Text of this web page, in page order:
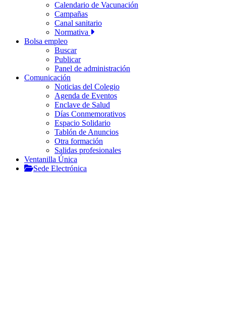
Calendario de Vacunación
Campañas
Canal sanitario
Normativa
Bolsa empleo
Buscar
Publicar
Panel de administración
Comunicación
Noticias del Colegio
Agenda de Eventos
Enclave de Salud
Días Conmemorativos
Espacio Solidario
Tablón de Anuncios
Otra formación
Salidas profesionales
Ventanilla Única
Sede Electrónica